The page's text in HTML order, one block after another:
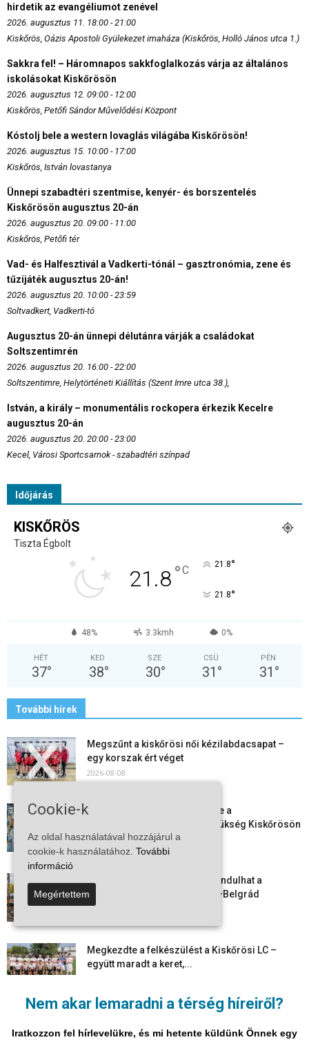
Nem akar lemaradni a térség híreiről?
Iratkozzon fel hírlevelükre, és mi hetente küldünk Önnek egy
hirdetik az evangéliumot zenével
2026. augusztus 11. 18:00 - 21:00
Kiskőrös, Oázis Apostoli Gyülekezet imaháza (Kiskőrös, Holló János utca 1.)
Sakkra fel! – Háromnapos sakkfoglalkozás várja az általános
iskolásokat Kiskőrösön
2026. augusztus 12. 09:00 - 12:00
Kiskőrös, Petőfi Sándor Művelődési Központ
Kóstolj bele a western lovaglás világába Kiskőrösön!
2026. augusztus 15. 10:00 - 17:00
Kiskőrös, István lovastanya
Ünnepi szabadtéri szentmise, kenyér- és borszentelés
Kiskőrösön augusztus 20-án
2026. augusztus 20. 09:00 - 11:00
Kiskőrös, Petőfi tér
Vad- és Halfesztivál a Vadkerti-tónál – gasztronómia, zene és
tűzijáték augusztus 20-án!
2026. augusztus 20. 10:00 - 23:59
Soltvadkert, Vadkerti-tó
Augusztus 20-án ünnepi délutánra várják a családokat
Soltszentimrén
2026. augusztus 20. 16:00 - 22:00
Soltszentimre, Helytörténeti Kiállítás (Szent Imre utca 38.),
István, a király – monumentális rockopera érkezik Kecelre
augusztus 20-án
2026. augusztus 20. 20:00 - 23:00
Kecel, Városi Sportcsarnok - szabadtéri színpad
Időjárás
KISKŐRÖS
Tiszta Égbolt
21.8°C 21.8°
21.8°
48% 3.3kmh 0%
HÉT
37°
KED
38°
SZE
30°
CSÜ
31 °
PÉN
31 °
További hírek
Megszűnt a kiskőrösi női kézilabdacsapat –
egy korszak ért véget
2026-08-08
Aktuális állásajánlatok: ezekre a
munkavállalókra van most szükség Kiskőrösön
és a...
2026-08-07
Vitézy Dávid: már ősszel újraindulhat a
személyszállítás a Budapest–Belgrád
vasútvonalon
Megkezdte a felkészülést a Kiskőrösi LC –
együtt maradt a keret,...
szabadulni a kontinens a...
Cookie-k
Az oldal használatával hozzájárul a
cookie-k használatához. További
információ
Megértettem